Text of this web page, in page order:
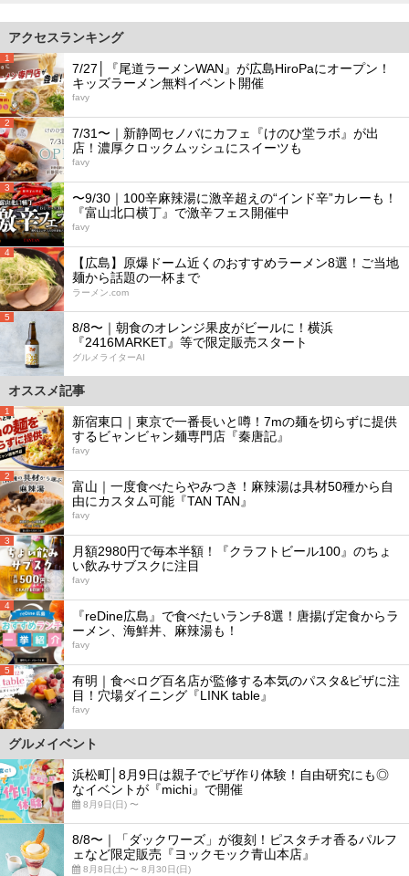
アクセスランキング
1
7/27│『尾道ラーメンWAN』が広島HiroPaにオープン！
キッズラーメン無料イベント開催
favy
2
7/31〜｜新静岡セノバにカフェ『けのひ堂ラボ』が出
店！濃厚クロックムッシュにスイーツも
favy
3
〜9/30｜100辛麻辣湯に激辛超えの“インド辛”カレーも！
『富山北口横丁』で激辛フェス開催中
favy
4
【広島】原爆ドーム近くのおすすめラーメン8選！ご当地
麺から話題の一杯まで
ラーメン.com
5
8/8〜｜朝食のオレンジ果皮がビールに！横浜
『2416MARKET』等で限定販売スタート
グルメライターAI
オススメ記事
1
新宿東口｜東京で一番長いと噂！7mの麺を切らずに提供
するビャンビャン麺専門店『秦唐記』
favy
2
富山｜一度食べたらやみつき！麻辣湯は具材50種から自
由にカスタム可能『TAN TAN』
favy
3
月額2980円で毎本半額！『クラフトビール100』のちょ
い飲みサブスクに注目
favy
4
『reDine広島』で食べたいランチ8選！唐揚げ定食からラ
ーメン、海鮮丼、麻辣湯も！
favy
5
有明｜食べログ百名店が監修する本気のパスタ&ピザに注
目！穴場ダイニング『LINK table』
favy
グルメイベント
浜松町│8月9日は親子でピザ作り体験！自由研究にも◎
なイベントが『michi』で開催
8月9日(日) 〜
8/8〜｜「ダックワーズ」が復刻！ピスタチオ香るパルフ
ェなど限定販売『ヨックモック青山本店』
8月8日(土) 〜 8月30日(日)